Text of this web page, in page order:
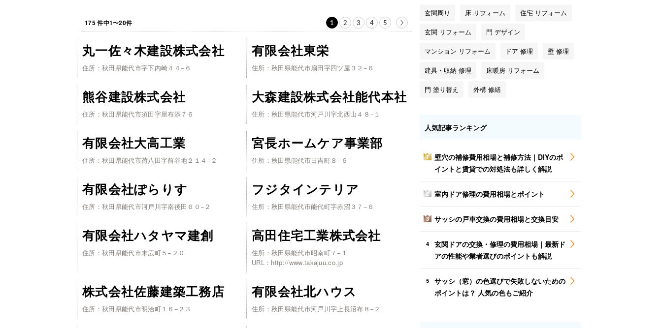
175件中1〜20件 1 2 3 4 5
丸一佐々木建設株式会社
住所：秋田県能代市字下内崎４４−６
有限会社東栄
住所：秋田県能代市扇田字四ツ屋３２−６
熊谷建設株式会社
住所：秋田県能代市須田字屋布添７６
大森建設株式会社能代本社
住所：秋田県能代市河戸川字北西山４８−１
有限会社大高工業
住所：秋田県能代市荷八田字前谷地２１４−２
宮長ホームケア事業部
住所：秋田県能代市日吉町８−６
有限会社ぽらりす
住所：秋田県能代市河戸川字南後田６０−２
フジタインテリア
住所：秋田県能代市能代町字赤沼３７−６
有限会社ハタヤマ建創
住所：秋田県能代市末広町５−２０
高田住宅工業株式会社
住所：秋田県能代市昭南町７−１
URL：http://www.takajuu.co.jp
株式会社佐藤建築工務店
住所：秋田県能代市明治町１６−２３
有限会社北ハウス
住所：秋田県能代市河戸川字上長沼布８−２
玄関周り 床 リフォーム 住宅 リフォーム
玄関 リフォーム 門 デザイン
マンション リフォーム ドア 修理 壁 修理
建具・収納 修理 床暖房 リフォーム
門 塗り替え 外構 修繕
人気記事ランキング
1
壁穴の補修費用相場と補修方法｜DIYのポ
イントと賃貸での対処法も詳しく解説
2 室内ドア修理の費用相場とポイント
3 サッシの戸車交換の費用相場と交換目安
4
玄関ドアの交換・修理の費用相場｜最新ド
アの性能や業者選びのポイントも解説
5
サッシ（窓）の色選びで失敗しないための
ポイントは？ 人気の色もご紹介